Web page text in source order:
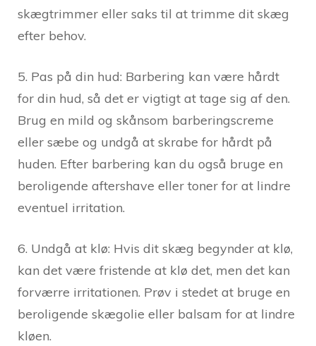
skægtrimmer eller saks til at trimme dit skæg
efter behov.
5. Pas på din hud: Barbering kan være hårdt
for din hud, så det er vigtigt at tage sig af den.
Brug en mild og skånsom barberingscreme
eller sæbe og undgå at skrabe for hårdt på
huden. Efter barbering kan du også bruge en
beroligende aftershave eller toner for at lindre
eventuel irritation.
6. Undgå at klø: Hvis dit skæg begynder at klø,
kan det være fristende at klø det, men det kan
forværre irritationen. Prøv i stedet at bruge en
beroligende skægolie eller balsam for at lindre
kløen.